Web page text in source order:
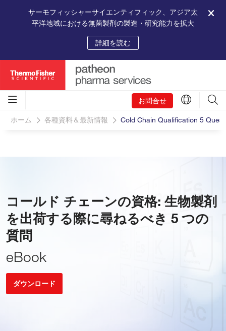
サーモフィッシャーサイエンティフィック、アジア太
平洋地域における無菌製剤の製造・研究能力を拡大
詳細を読む
お問合せ
ホーム 各種資料＆最新情報 Cold Chain Qualification 5
コールド チェーンの資格: 生物製剤
を出荷する際に尋ねるべき 5 つの
質問
eBook
ダウンロード